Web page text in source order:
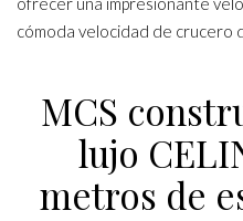
cómoda velocidad de crucero
MCS
lujo
metros de